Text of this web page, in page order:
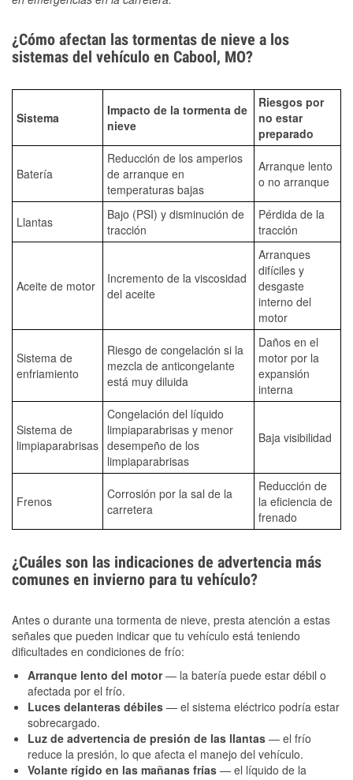
¿Cómo afectan las tormentas de nieve a los
sistemas del vehículo en Cabool, MO?
Sistema
Impacto de la tormenta de
nieve
Riesgos por
no estar
preparado
Batería
Reducción de los amperios
de arranque en
temperaturas bajas
Arranque lento
o no arranque
Llantas
Bajo (PSI) y disminución de
tracción
Pérdida de la
tracción
Aceite de motor
Incremento de la viscosidad
del aceite
Arranques
difíciles y
desgaste
interno del
motor
Sistema de
enfriamiento
Riesgo de congelación si la
mezcla de anticongelante
está muy diluida
Daños en el
motor por la
expansión
interna
Sistema de
limpiaparabrisas
Congelación del líquido
limpiaparabrisas y menor
desempeño de los
limpiaparabrisas
Baja visibilidad
Frenos
Corrosión por la sal de la
carretera
Reducción de
la eficiencia de
frenado
¿Cuáles son las indicaciones de advertencia más
comunes en invierno para tu vehículo?
Antes o durante una tormenta de nieve, presta atención a estas
señales que pueden indicar que tu vehículo está teniendo
dificultades en condiciones de frío:
Arranque lento del motor— la batería puede estar débil o
afectada por el frío.
Luces delanteras débiles — el sistema eléctrico podría estar
sobrecargado.
Luz de advertencia de presión de las llantas — el frío
reduce la presión, lo que afecta el manejo del vehículo.
Volante rígido en las mañanas frías — el líquido de la